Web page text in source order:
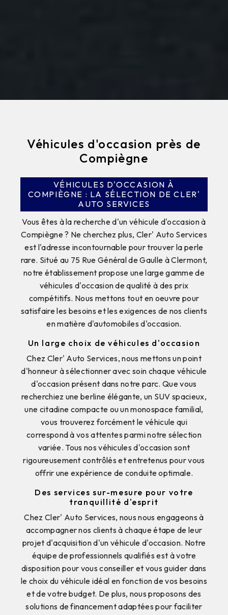
Véhicules d'occasion près de
Compiègne
VÉHICULES D'OCCASION À
COMPIÈGNE : LA SÉLECTION DE CLER'
AUTO SERVICES
Vous êtes à la recherche d'un véhicule d'occasion à
Compiègne ? Ne cherchez plus, Cler' Auto Services
est l'adresse incontournable pour trouver la perle
rare. Situé au 75 Rue Général de Gaulle à Clermont,
notre établissement propose une large gamme de
véhicules d'occasion de qualité à des prix
compétitifs. Nous mettons tout en oeuvre pour
satisfaire les besoins et les exigences de nos clients
en matière d'automobiles d'occasion.
Un large choix de véhicules d'occasion
Chez Cler' Auto Services, nous mettons un point
d'honneur à sélectionner avec soin chaque véhicule
d'occasion présent dans notre parc. Que vous
recherchiez une berline élégante, un SUV spacieux,
une citadine compacte ou un monospace familial,
vous trouverez forcément le véhicule qui
correspond à vos attentes parmi notre sélection
variée. Tous nos véhicules d'occasion sont
rigoureusement contrôlés et entretenus pour vous
offrir une expérience de conduite optimale.
Des services sur-mesure pour votre
tranquillité d'esprit
Chez Cler' Auto Services, nous nous engageons à
accompagner nos clients à chaque étape de leur
projet d'acquisition d'un véhicule d'occasion. Notre
équipe de professionnels qualifiés est à votre
disposition pour vous conseiller et vous guider dans
le choix du véhicule idéal en fonction de vos besoins
et de votre budget. De plus, nous proposons des
solutions de financement adaptées pour faciliter